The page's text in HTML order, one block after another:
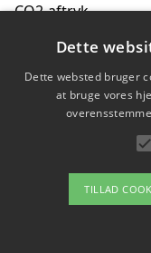
CO2-aftryk
Hvordan nyheder
hverdag
Om /
Dette
Dette websted bruger
at bruge vores
TILLAD